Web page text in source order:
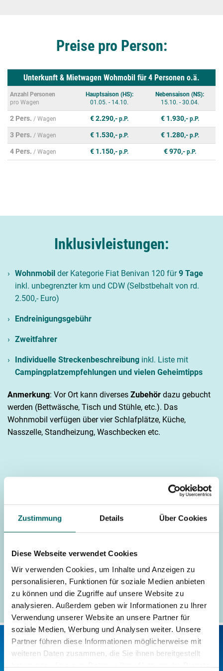
Zustimmung Details Über Cookies
Diese Webseite verwendet Cookies
Wir verwenden Cookies, um Inhalte und Anzeigen zu
personalisieren, Funktionen für soziale Medien anbieten
zu können und die Zugriffe auf unsere Website zu
analysieren. Außerdem geben wir Informationen zu Ihrer
Verwendung unserer Website an unsere Partner für
soziale Medien, Werbung und Analysen weiter. Unsere
Partner führen diese Informationen möglicherweise mit
weiteren Daten zusammen, die Sie ihnen bereitgestellt
haben oder die sie im Rahmen Ihrer Nutzung der Dienste
Preise pro Person:
Unterkunft & Mietwagen Wohmobil für 4 Personen o.ä.
Anzahl Personen
pro Wagen
Hauptsaison (HS):
01.05. - 14.10.
Nebensaison (NS):
15.10. - 30.04.
2 Pers. / Wagen € 2.290,- p.P. € 1.930,- p.P.
3 Pers. / Wagen € 1.530,- p.P. € 1.280,- p.P.
4 Pers. / Wagen € 1.150,- p.P. € 970,- p.P.
Inklusivleistungen:
Wohnmobil der Kategorie Fiat Benivan 120 für9 Tage
inkl. unbegrenzter km und CDW (Selbstbehalt von rd.
2.500,- Euro)
Endreinigungsgebühr
Zweitfahrer
Individuelle Streckenbeschreibung inkl. Liste mit
Campingplatzempfehlungen und vielen Geheimtipps
Anmerkung: Vor Ort kann diverses Zubehör dazu gebucht
werden (Bettwäsche, Tisch und Stühle, etc.). Das
Wohnmobil verfügen über vier Schlafplätze, Küche,
Nasszelle, Standheizung, Waschbecken etc.
Angebot jetzt anfragen
Die Reise kann an jedem Tag in diesen Reisezeiträumen begonnen
AGB ›